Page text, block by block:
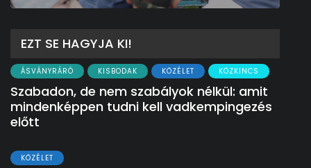
EZT SE HAGYJA KI!
ÁSVÁNYRÁRÓ KISBODAK KÖZÉLET KÖZKINCS
Szabadon, de nem szabályok nélkül: amit
mindenképpen tudni kell vadkempingezés
előtt
KÖZÉLET